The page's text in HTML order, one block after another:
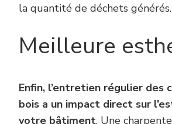
la quantité de déchets générés.
Meilleure
Enfin, l’entretien régulier des
bois a un impact direct sur
votre bâtiment. Une